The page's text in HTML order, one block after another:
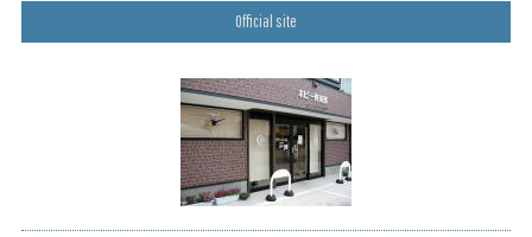
Official site